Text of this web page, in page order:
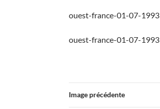
ouest-france-01-07-1993
ouest-france-01-07-1993
Image précédente